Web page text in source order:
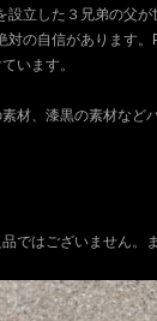
立した３兄弟の父
対の自信があります
います。
材、漆黒の素材など
ではございません。